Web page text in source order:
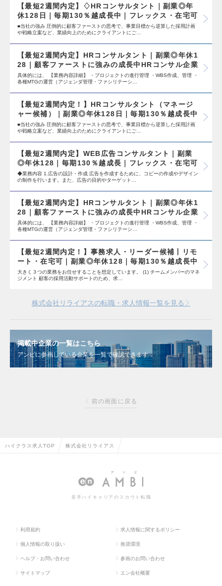
【最短2週間内定】♢HRコンサルタント｜副業◎年
休128日｜毎期130％越成長中｜フレックス・在宅可
■当社の強み 圧倒的に顧客ファーストの思考で、事業目標から逆算した採用計画
や戦略立案など、業績向上のためにクライアントにご…
【最短2週間内定】HRコンサルタント｜副業◎年休1
28｜顧客ファーストに強みの成長中HRコンサル企業
具体的には、 【業務内容詳細】 ・プロジェクトの進行管理 ・WBS作成、管理 ・
各種MTGの運営（アジェンダ管理・ファシリテーシ…
【最短2週間内定！】HRコンサルタント（マネージ
ャー候補）｜副業◎年休128日｜毎期130％越成長中
■当社の強み 圧倒的に顧客ファーストの思考で、事業目標から逆算した採用計画
や戦略立案など、業績向上のためにクライアントにご…
【最短2週間内定】WEB広告コンサルタント｜副業
◎年休128｜毎期130％越成長｜フレックス・在宅可
◆業務内容 1.広告の設計・作成 広告を作成するために、コピーの作成やデザイン
の制作を行います。また、広告の目的やターゲット…
【最短2週間内定】HRコンサルタント｜副業◎年休1
28｜顧客ファーストに強みの成長中HRコンサル企業
具体的には、 【業務内容詳細】 ・プロジェクトの進行管理 ・WBS作成、管理 ・
各種MTGの運営（アジェンダ管理・ファシリテーシ…
【最短2週間内定！】事務求人・リーダー候補丨リモ
ート・在宅可｜副業◎年休128｜毎期130％越成長中
大きく３つの業務をお任せすることを想定しています。 (1) チームメンバーのマネ
ジメント 顧客の採用活動サポートのため、求…
株式会社リライアスの転職・求人情報一覧を見る
掲載中企業の一覧はこちら
アンビに参画している企業を一覧で確認できます
前の画面に戻る
ハイクラス求人TOP 株式会社リライアス
若手ハイキャリアのスカウト転職
利用規約 求人情報に関するポリシー
個人情報の取り扱い 推奨環境
ヘルプ・お問い合わせ 参画のお問い合わせ
サイトマップ エン会社概要